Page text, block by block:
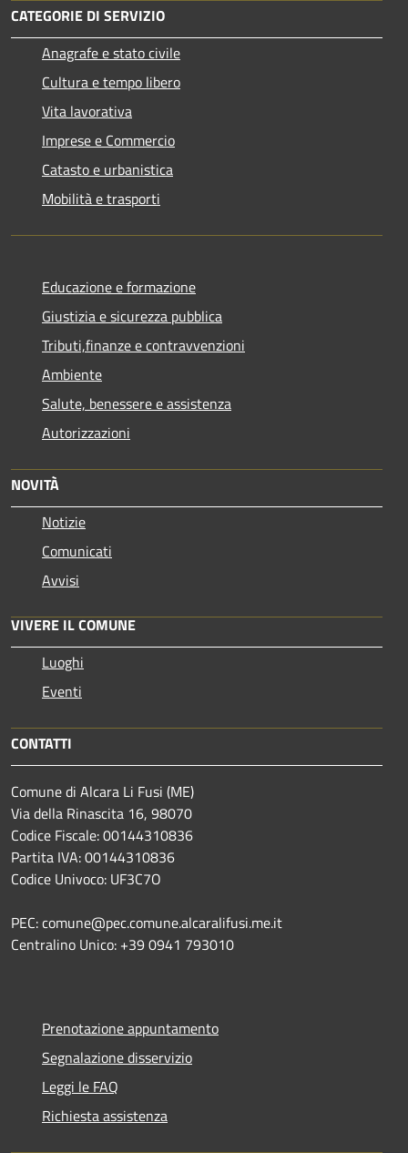
CATEGORIE DI SERVIZIO
Anagrafe e stato civile
Cultura e tempo libero
Vita lavorativa
Imprese e Commercio
Catasto e urbanistica
Mobilità e trasporti
Educazione e formazione
Giustizia e sicurezza pubblica
Tributi,finanze e contravvenzioni
Ambiente
Salute, benessere e assistenza
Autorizzazioni
NOVITÀ
Notizie
Comunicati
Avvisi
VIVERE IL COMUNE
Luoghi
Eventi
CONTATTI
Comune di Alcara Li Fusi (ME)
Via della Rinascita 16, 98070
Codice Fiscale: 00144310836
Partita IVA: 00144310836
Codice Univoco: UF3C7O
PEC: comune@pec.comune.alcaralifusi.me.it
Centralino Unico: +39 0941 793010
Prenotazione appuntamento
Segnalazione disservizio
Leggi le FAQ
Richiesta assistenza